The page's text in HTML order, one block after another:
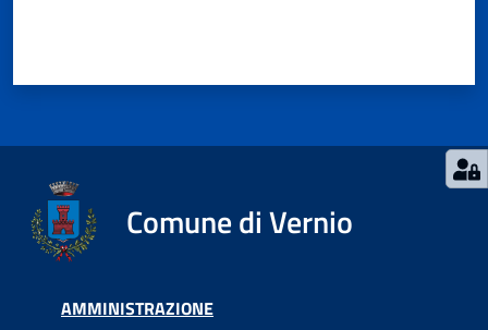
Comune di Vernio
AMMINISTRAZIONE